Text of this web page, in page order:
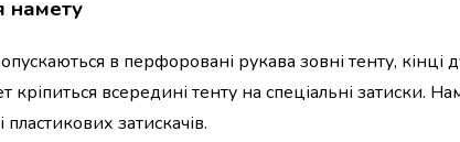
намету
в перфоровані рукава зовні тенту, кінці
кріпиться всередині тенту на спеціальні затиски.
пластикових затискачів.